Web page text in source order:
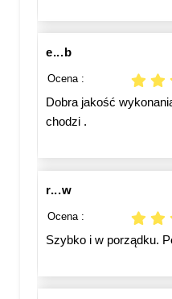
e...b
Ocena :
Dobra jakość
chodzi .
r...w
Ocena :
Szybko i w porządku.